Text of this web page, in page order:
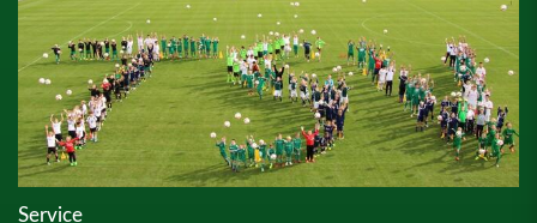
Service